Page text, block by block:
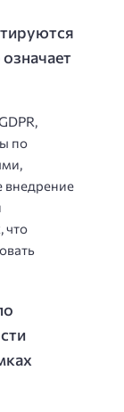
по
внедрение
что